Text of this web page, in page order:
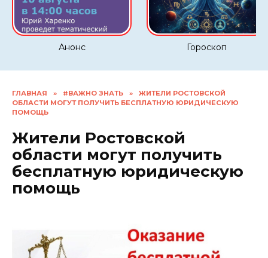
Анонс Гороскоп
ГЛАВНАЯ » #ВАЖНО ЗНАТЬ »
ЖИТЕЛИ РОСТОВСКОЙ
ОБЛАСТИ МОГУТ ПОЛУЧИТЬ БЕСПЛАТНУЮ ЮРИДИЧЕСКУЮ
ПОМОЩЬ
Жители Ростовской
области могут получить
бесплатную юридическую
помощь